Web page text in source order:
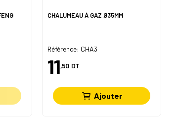
CHALUMEAU À GAZ Ø35MM
Référence: CHA3
11,50 DT
Ajouter